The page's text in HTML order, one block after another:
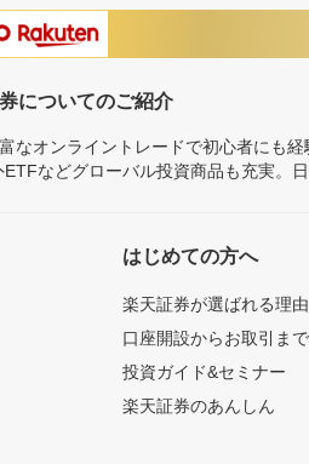
についてのご紹介
なオンライントレードで初心者にも
などグローバル投資商品も充実。
はじめての方へ
楽天証券が選ばれる理由
口座開設からお取引ま
投資ガイド&セミナー
楽天証券のあんしん